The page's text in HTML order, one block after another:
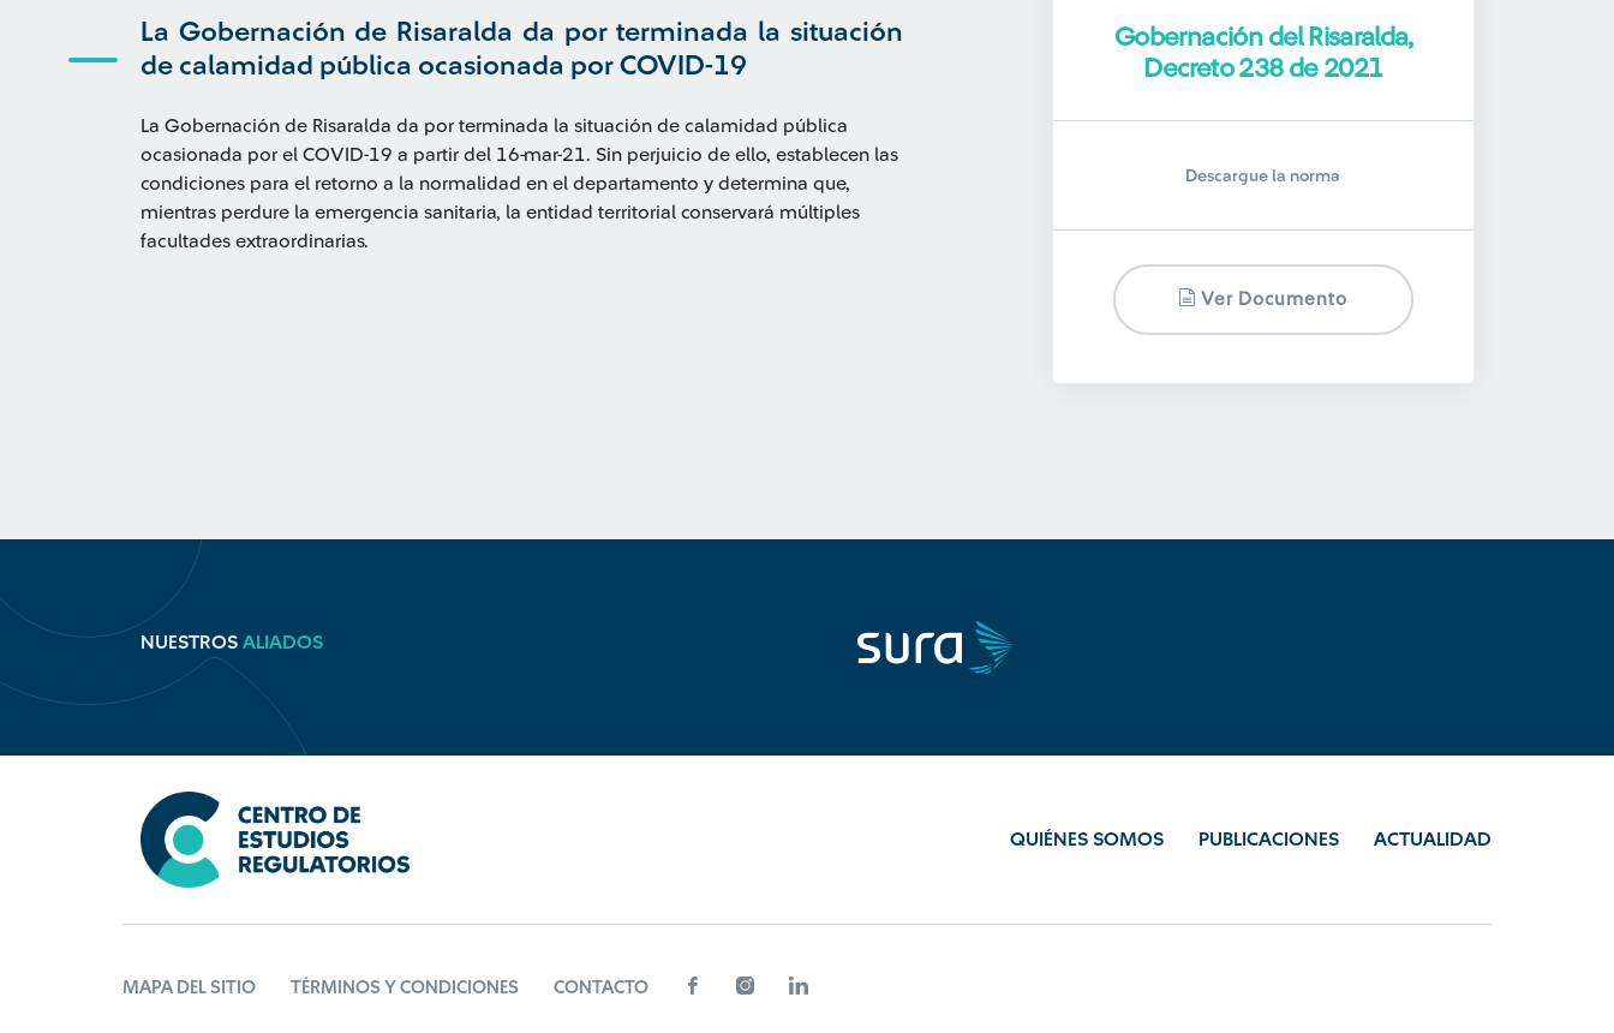
La Gobernación de Risaralda da por terminada la situación
de calamidad pública ocasionada por COVID-19
La Gobernación de Risaralda da por terminada la situación de calamidad pública
ocasionada por el COVID-19 a partir del 16-mar-21. Sin perjuicio de ello, establecen las
condiciones para el retorno a la normalidad en el departamento y determina que,
mientras perdure la emergencia sanitaria, la entidad territorial conservará múltiples
facultades extraordinarias.
Gobernación del Risaralda,
Decreto 238 de 2021
Descargue la norma
Ver Documento
NUESTROS ALIADOS
QUIÉNES SOMOS PUBLICACIONES ACTUALIDAD
MAPA DEL SITIO TÉRMINOS Y CONDICIONES CONTACTO